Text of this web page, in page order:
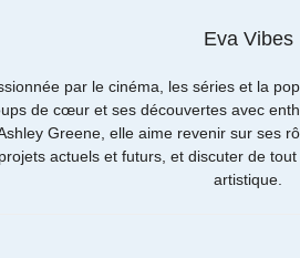
Eva Vibes
par le cinéma, les séries et la
de cœur et ses découvertes avec
Greene, elle aime revenir sur ses
actuels et futurs, et discuter de
artistique.